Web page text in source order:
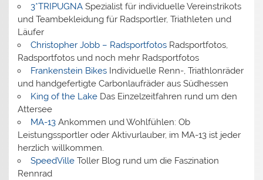
3*TRIPUGNASpezialist für individuelle Vereinstrikots
und Teambekleidung für Radsportler, Triathleten und
Läufer
Christopher Jobb – RadsportfotosRadsportfotos,
Radsportfotos und noch mehr Radsportfotos
Frankenstein BikesIndividuelle Renn-, Triathlonräder
und handgefertigte Carbonlaufräder aus Südhessen
King of the LakeDas Einzelzeitfahren rund um den
Attersee
MA-13Ankommen und Wohlfühlen: Ob
Leistungssportler oder Aktivurlauber, im MA-13 ist jeder
herzlich willkommen.
SpeedVilleToller Blog rund um die Faszination
Rennrad